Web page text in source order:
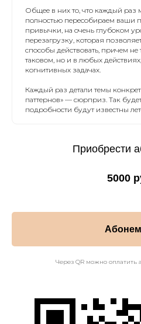
Общее в них то, что каждый раз
полностью пересобираем ваши
привычки, на очень глубоком
перезагрузку, которая
способы действовать, причем
таковом, но и в любых
когнитивных задачах.
Каждый раз детали темы
паттернов» — сюрприз. Так
подробности будут известны
Приобрести
5000
Через QR можно оплатить